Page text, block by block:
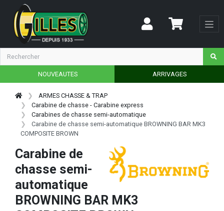
NOUVEAUTES ARRIVAGES
ARMES CHASSE & TRAP
Carabine de chasse - Carabine express
Carabines de chasse semi-automatique
Carabine de chasse semi-automatique BROWNING BAR MK3
COMPOSITE BROWN
Carabine de
chasse semi-
automatique
BROWNING BAR MK3